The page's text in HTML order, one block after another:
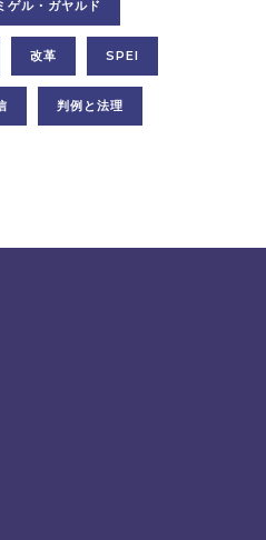
ゲル・ガヤルド
改革 SPEI
判例と法理